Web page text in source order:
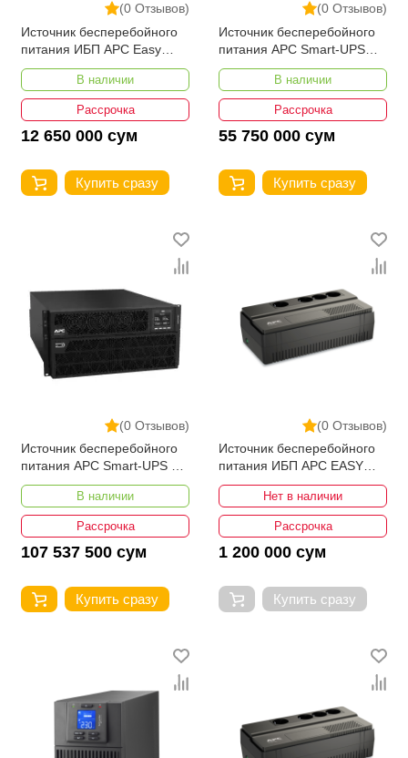
(0 Отзывов)
Источник бесперебойного
питания ИБП APC Easy
UPS On-Line SRV, 3000 ВА,
230 В
В наличии
Рассрочка
12 650 000 сум
Купить сразу
(0 Отзывов)
Источник бесперебойного
питания APC Smart-UPS
On-Line, 5kVA/5kW,
Rack/Tower, 230V
В наличии
Рассрочка
55 750 000 сум
Купить сразу
(0 Отзывов)
Источник бесперебойного
питания APC Smart-UPS RT
10kVA 230V
В наличии
Рассрочка
107 537 500 сум
Купить сразу
(0 Отзывов)
Источник бесперебойного
питания ИБП APC EASY
UPS BV 1000 ВА
автоматическая
регулировка напряжения,
розетка Schuko, 230 В
Нет в наличии
Рассрочка
1 200 000 сум
Купить сразу